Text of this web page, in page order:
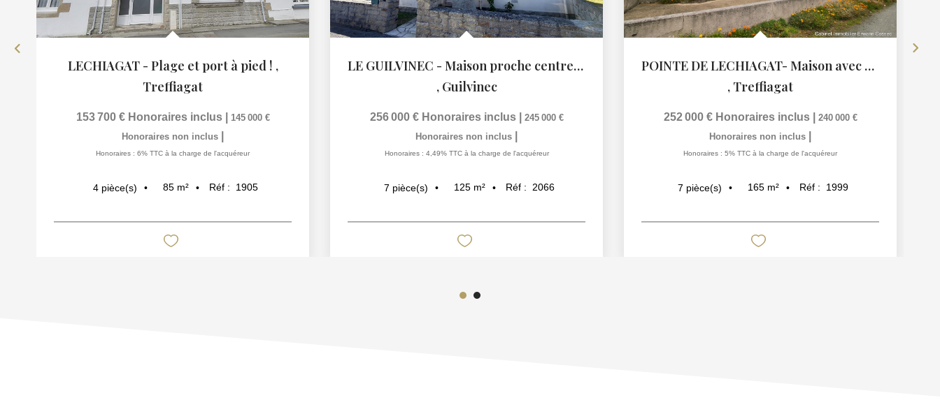
LECHIAGAT - Plage et port à pied ! ,
Treffiagat
153 700 € Honoraires inclus
145 000 €
Honoraires non inclus
Honoraires : 6% TTC à la charge de l'acquéreur
4 pièce(s) 85 m² Réf : 1905
LE GUILVINEC - Maison proche centre-ville
, Guilvinec
256 000 € Honoraires inclus
245 000 €
Honoraires non inclus
Honoraires : 4,49% TTC à la charge de l'acquéreur
7 pièce(s) 125 m² Réf : 2066
POINTE DE LECHIAGAT- Maison avec vie de plain pied à la...
, Treffiagat
252 000 € Honoraires inclus
240 000 €
Honoraires non inclus
Honoraires : 5% TTC à la charge de l'acquéreur
7 pièce(s) 165 m² Réf : 1999